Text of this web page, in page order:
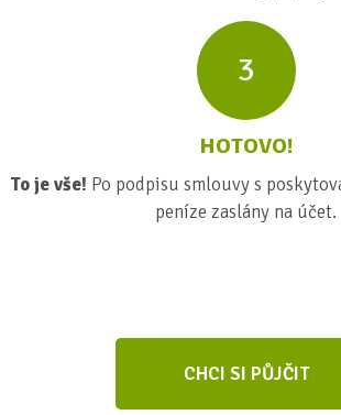
3
HOTOVO!
To je vše! Po podpisu smlouvy s
peníze zaslány na účet.
CHCI SI PŮJČIT